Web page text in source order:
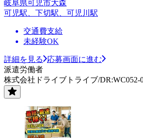
岐阜県可児市大森
可児駅、下切駅、可児川駅
交通費支給
未経験OK
詳細を見る
応募画面に進む
派遣労働者
株式会社ドライブトライブ/DR:WC052-